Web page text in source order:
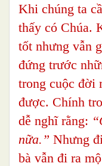
Khi chúng ta
thấy có Chúa.
tốt nhưng vẫn
đứng trước
trong cuộc đời
được. Chính
dễ nghĩ rằng:
nữa.” Nhưng
bà vẫn đi ra